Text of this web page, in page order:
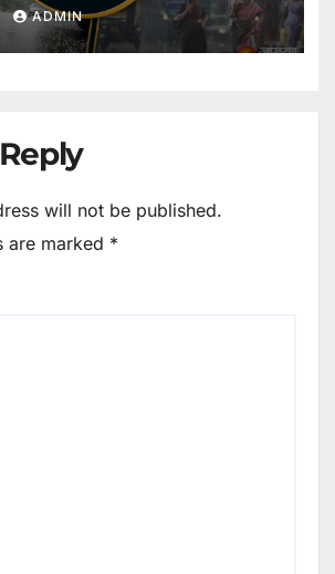
ADMIN
will not be published.
are marked *